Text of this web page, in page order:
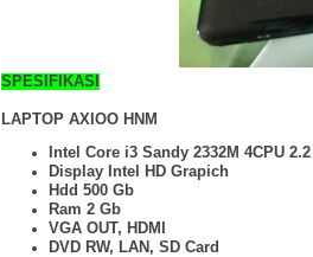
SPESIFIKASI
LAPTOP AXIOO HNM
Intel Core i3 Sandy 2332M 4CPU 2.2
Display Intel HD Grapich
Hdd 500 Gb
Ram 2 Gb
VGA OUT, HDMI
DVD RW, LAN, SD Card